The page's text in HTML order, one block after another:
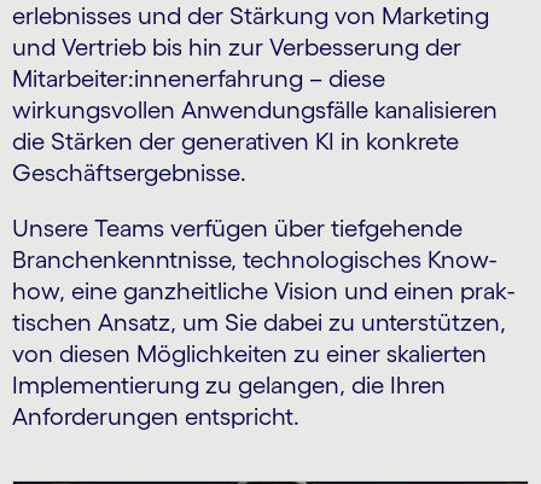
erlebnisses und der Stärkung von Marketing
und Vertrieb bis hin zur Verbesserung der
Mitarbeiter:innen­erfahrung – diese
wirkungsvollen Anwendungs­fälle kanalisieren
die Stärken der generativen KI in konkrete
Geschäfts­ergebnisse.
Unsere Teams verfügen über tief­gehende
Branchen­kenntnisse, techno­logisches Know-
how, eine ganzheitliche Vision und einen prak­
tischen Ansatz, um Sie dabei zu unterstützen,
von diesen Möglich­keiten zu einer skalierten
Implemen­tierung zu gelangen, die Ihren
Anforderungen entspricht.